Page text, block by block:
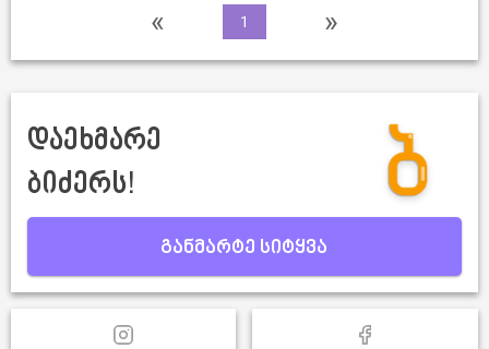
« 1 »
დაეხმარე
ბიძერს!
განმარტე სიტყვა